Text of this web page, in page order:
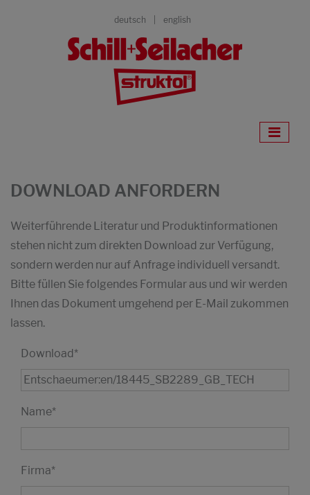
deutsch english
DOWNLOAD ANFORDERN
Weiterführende Literatur und Produktinformationen
stehen nicht zum direkten Download zur Verfügung,
sondern werden nur auf Anfrage individuell versandt.
Bitte füllen Sie folgendes Formular aus und wir werden
Ihnen das Dokument umgehend per E-Mail zukommen
lassen.
Download*
Name*
Firma*